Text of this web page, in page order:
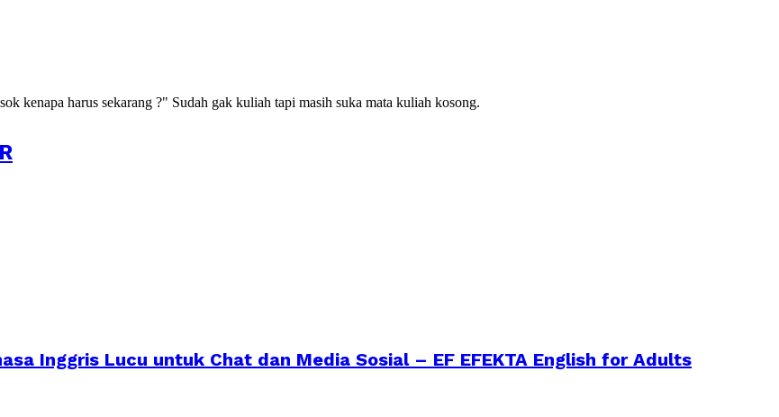
kenapa harus sekarang ?" Sudah gak kuliah tapi masih suka mata kuliah kosong.
Inggris Lucu untuk Chat dan Media Sosial – EF EFEKTA English for Adults